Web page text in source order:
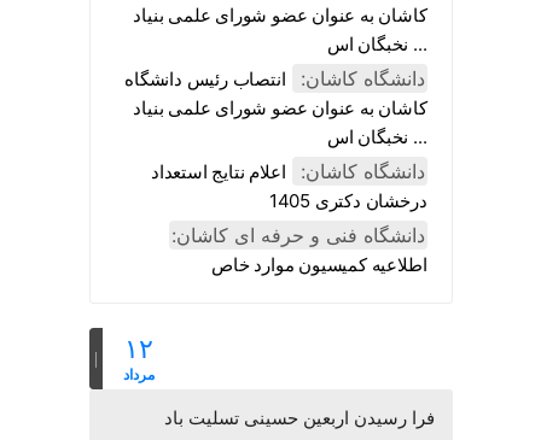
کاشان به عنوان عضو شورای علمی بنیاد
نخبگان اس ...
دانشگاه کاشان:
انتصاب رئیس دانشگاه
کاشان به عنوان عضو شورای علمی بنیاد
نخبگان اس ...
دانشگاه کاشان:
اعلام نتایج استعداد
درخشان دکتری 1405
دانشگاه فنی و حرفه ای کاشان:
اطلاعیه کمیسیون موارد خاص
۱۲
مرداد
فرا رسیدن اربعین حسینی تسلیت باد